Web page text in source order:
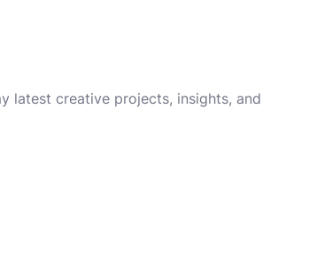
latest creative projects, insights, and